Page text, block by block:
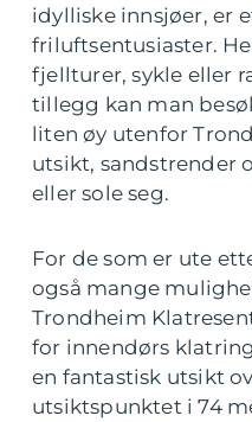
idylliske innsjøer, er
friluftsentusiaster.
fjellturer, sykle eller
tillegg kan man
liten øy utenfor
utsikt, sandstrender
eller sole seg.
For de som er ute
også mange
Trondheim
for innendørs
en fantastisk utsikt
utsiktspunktet i 74